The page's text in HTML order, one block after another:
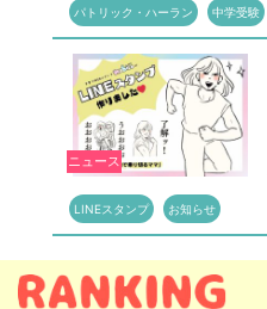
パトリック・ハーラン 中学受験
ニュース
LINEスタンプ お知らせ